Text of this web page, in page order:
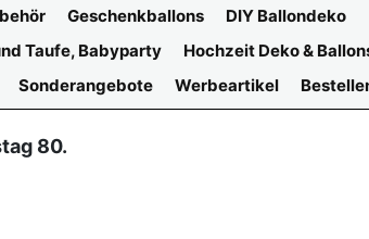
Geschenkballons
DIY Ballondeko
Taufe, Babyparty
Hochzeit Deko &
Sonderangebote Werbeartikel
80.